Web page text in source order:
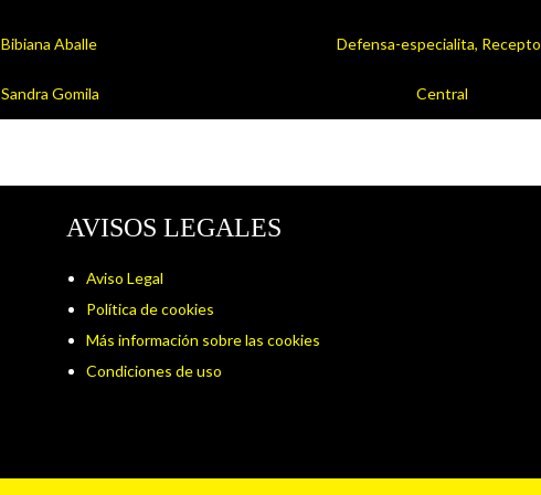
Bibiana Aballe Defensa-especialita,
Sandra Gomila Central
AVISOS LEGALES
Aviso Legal
Política de cookies
Más información sobre las cookies
Condiciones de uso